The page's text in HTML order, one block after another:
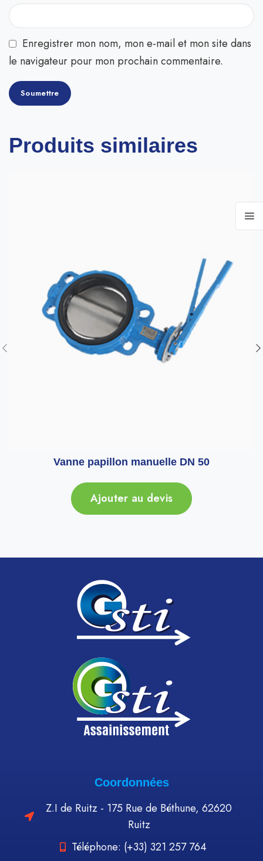
Enregistrer mon nom, mon e-mail et mon site dans
le navigateur pour mon prochain commentaire.
Produits similaires
Vanne papillon manuelle DN 50
Ajouter au devis
Coordonnées
Z.I de Ruitz - 175 Rue de Béthune, 62620
Ruitz
Téléphone: (+33) 321 257 764